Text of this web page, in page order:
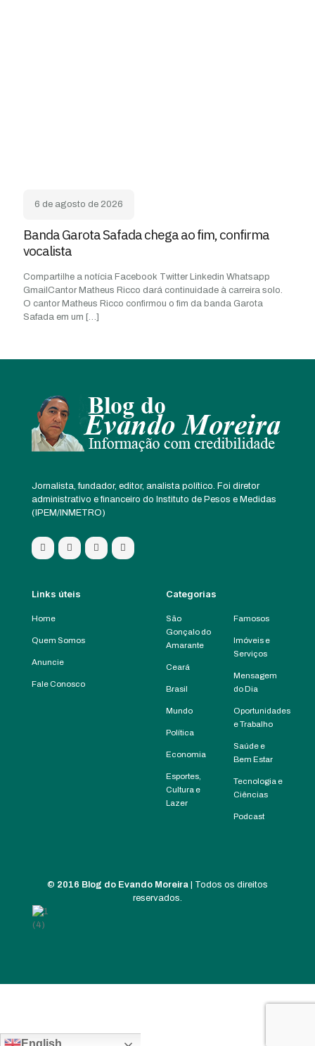
6 de agosto de 2026
Banda Garota Safada chega ao fim, confirma
vocalista
Compartilhe a notícia Facebook Twitter Linkedin Whatsapp
GmailCantor Matheus Ricco dará continuidade à carreira solo.
O cantor Matheus Ricco confirmou o fim da banda Garota
Safada em um […]
Jornalista, fundador, editor, analista político. Foi diretor
administrativo e financeiro do Instituto de Pesos e Medidas
(IPEM/INMETRO)
Links úteis
Home
Quem Somos
Anuncie
Fale Conosco
Categorias
São
Gonçalo do
Amarante
Ceará
Brasil
Mundo
Política
Economia
Esportes,
Cultura e
Lazer
Famosos
Imóveis e
Serviços
Mensagem
do Dia
Oportunidades
e Trabalho
Saúde e
Bem Estar
Tecnologia e
Ciências
Podcast
© 2016 Blog do Evando Moreira | Todos os direitos
reservados.